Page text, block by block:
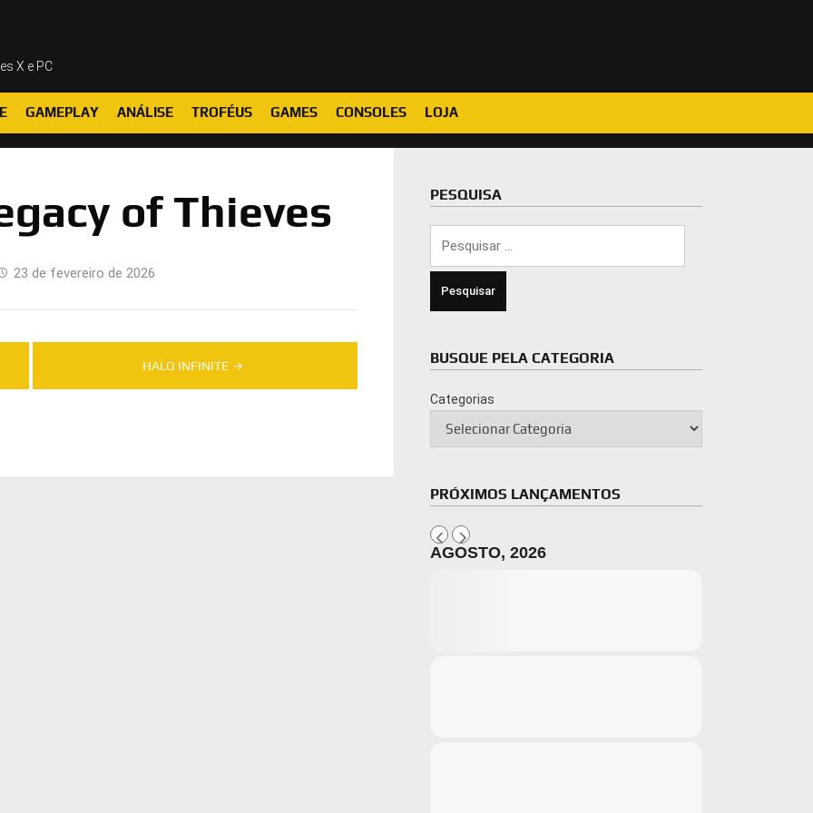
X e PC
GAMEPLAY ANÁLISE TROFÉUS GAMES CONSOLES LOJA
of Thieves
23 de fevereiro de 2026
HALO INFINITE
PESQUISA
BUSQUE PELA CATEGORIA
Categorias
PRÓXIMOS LANÇAMENTOS
AGOSTO, 2026